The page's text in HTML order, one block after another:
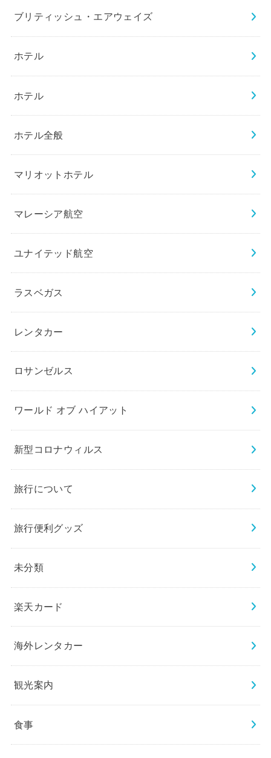
ブリティッシュ・エアウェイズ
ホテル
ホテル
ホテル全般
マリオットホテル
マレーシア航空
ユナイテッド航空
ラスベガス
レンタカー
ロサンゼルス
ワールド オブ ハイアット
新型コロナウィルス
旅行について
旅行便利グッズ
未分類
楽天カード
海外レンタカー
観光案内
食事